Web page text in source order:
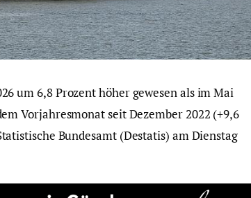
um 6,8 Prozent höher gewesen als im Mai
Vorjahresmonat seit Dezember 2022 (+9,6
Bundesamt (Destatis) am Dienstag